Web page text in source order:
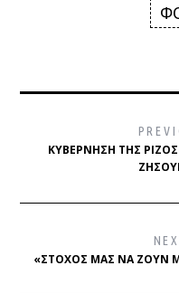
ΚΥΒΈΡΝΗΣΗ ΤΗΣ
«ΣΤΌΧΟΣ ΜΑΣ ΝΑ ΖΟΥΝ